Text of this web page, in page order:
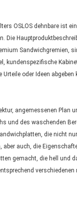
OSLOS dehnbare ist
Die
Sandwichgremien,
kundenspezifische
oder Ideen abgeben
angemessenen Plan
und des waschenden
die nicht
aber auch, die
gemacht, die hell und